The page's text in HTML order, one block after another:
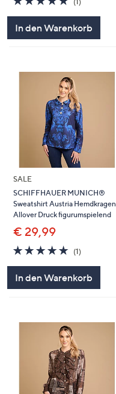
von
5
In den Warenkorb
SALE
SCHIFFHAUER MUNICH®
Sweatshirt Austria Hemdkragen
Allover Druck figurumspielend
€ 29,99
5.0
von
(1)
In den Warenkorb